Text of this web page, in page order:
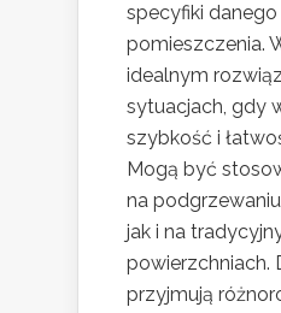
specyfiki danego
pomieszczenia.
idealnym
sytuacjach, gdy
szybkość i
Mogą być
na
jak i na
powierzchniach.
przyjmują